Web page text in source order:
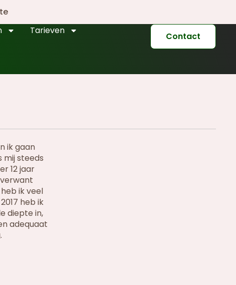
Tarieven
Contact
ik gaan
mij steeds
12 jaar
ik veel
heb ik
diepte in,
adequaat